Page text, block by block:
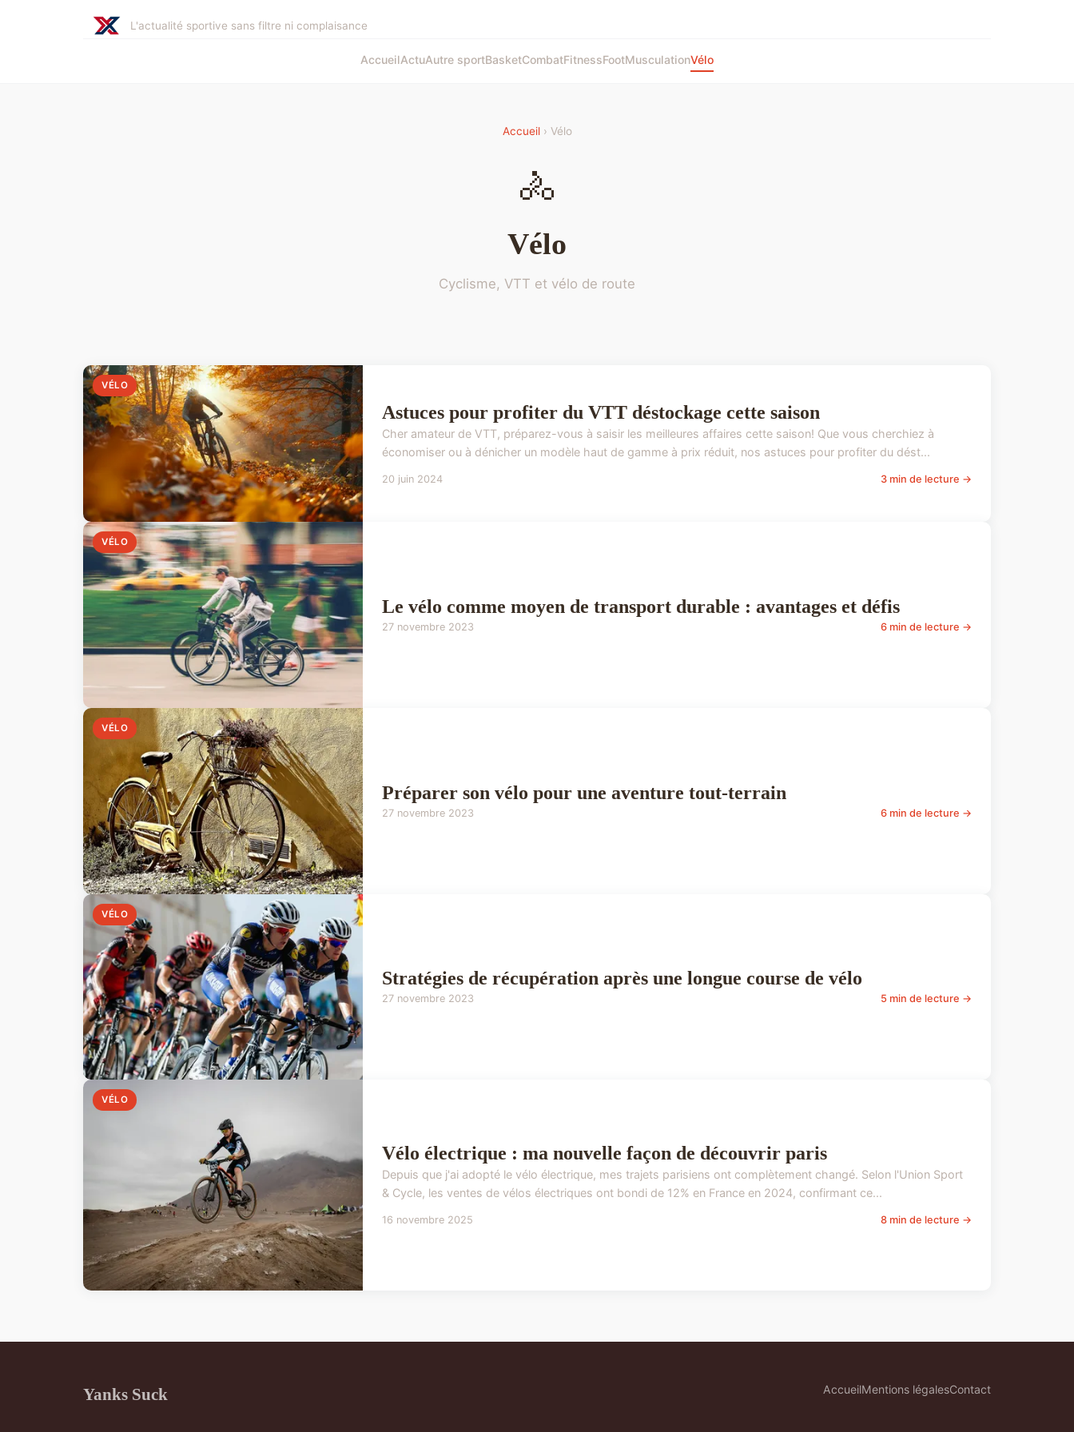
L'actualité sportive sans filtre ni complaisance
AccueilActuAutre sportBasketCombatFitnessFootMusculationVélo
Accueil› Vélo
🚴
Vélo
Cyclisme, VTT et vélo de route
VÉLO
Astuces pour profiter du VTT déstockage cette saison
Cher amateur de VTT, préparez-vous à saisir les meilleures affaires cette saison! Que vous cherchiez à
économiser ou à dénicher un modèle haut de gamme à prix réduit, nos astuces pour profiter du dést...
20 juin 2024 3 min de lecture →
VÉLO
Le vélo comme moyen de transport durable : avantages et défis
27 novembre 2023 6 min de lecture →
VÉLO
Préparer son vélo pour une aventure tout-terrain
27 novembre 2023 6 min de lecture →
VÉLO
Stratégies de récupération après une longue course de vélo
27 novembre 2023 5 min de lecture →
VÉLO
Vélo électrique : ma nouvelle façon de découvrir paris
Depuis que j'ai adopté le vélo électrique, mes trajets parisiens ont complètement changé. Selon l'Union Sport
& Cycle, les ventes de vélos électriques ont bondi de 12% en France en 2024, confirmant ce...
16 novembre 2025 8 min de lecture →
Yanks Suck AccueilMentions légalesContact